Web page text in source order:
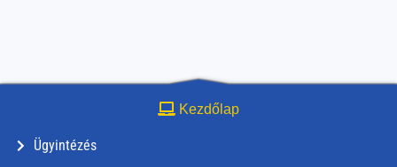
Kezdőlap
Ügyintézés